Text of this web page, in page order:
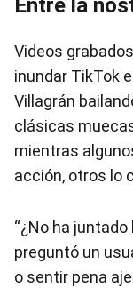
Entre la
Videos
inundar TikTok
Villagrán
clásicas
mientras
acción, otros lo
“¿No ha
preguntó un
o sentir pena